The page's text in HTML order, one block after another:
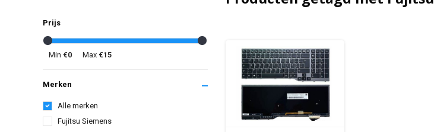
Prijs
Min €0 Max €15
Merken
Alle merken
Fujitsu Siemens